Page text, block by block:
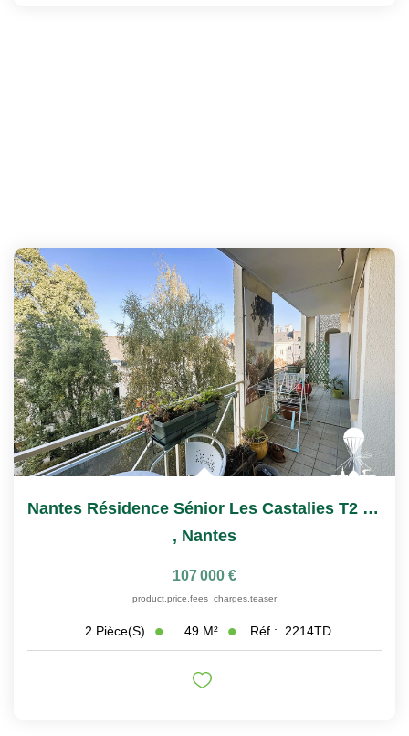
Nantes Résidence Sénior Les Castalies T2 À Vendre Avec...
, Nantes
107 000 €
product.price.fees_charges.teaser
2 Pièce(s) 49 M² Réf : 2214TD